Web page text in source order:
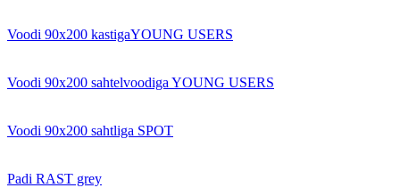
Voodi 90x200 kastigaYOUNG USERS
Voodi 90x200 sahtelvoodiga YOUNG USERS
Voodi 90x200 sahtliga SPOT
Padi RAST grey